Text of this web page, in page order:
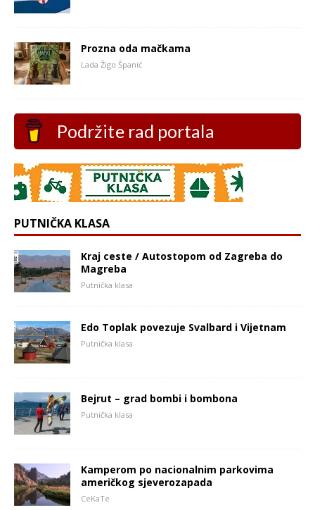
Prozna oda mačkama
Lada Žigo Španić
Podržite rad portala
PUTNIČKA KLASA
Kraj ceste / Autostopom od Zagreba do
Magreba
Putnička klasa
Edo Toplak povezuje Svalbard i Vijetnam
Putnička klasa
Bejrut – grad bombi i bombona
Putnička klasa
Kamperom po nacionalnim parkovima
američkog sjeverozapada
CeKaTe